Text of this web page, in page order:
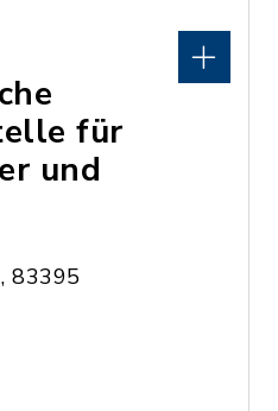
für
und
83395